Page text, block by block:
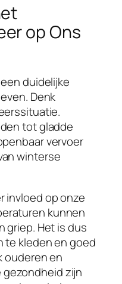
op Ons
duidelijke
Denk
tot gladde
vervoer
winterse
invloed op onze
kunnen
griep. Het is dus
te kleden en goed
ouderen en
zijn